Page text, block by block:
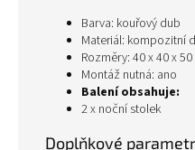
Barva: kouřový dub
Materiál: kompozitní
Rozměry: 40 x 40 x 50
Montáž nutná: ano
Balení obsahuje:
2 x noční stolek
Doplňkové